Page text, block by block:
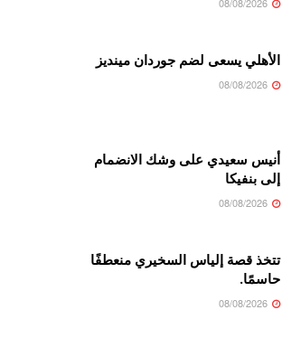
الأهلي يسعى لضم جوردان مينديز
أنيس سعيدي على وشك الانضمام
إلى بنفيكا
تتخذ قصة إلياس السخيري منعطفًا
حاسمًا.